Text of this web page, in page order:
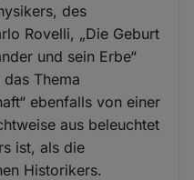
des
Rovelli, „Die Geburt
und sein Erbe“
Thema
ebenfalls von einer
aus beleuchtet
ist, als die
Historikers.